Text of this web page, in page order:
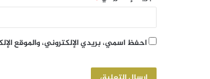
احفظ اسمي، بريدي الإلكتروني، والموقع